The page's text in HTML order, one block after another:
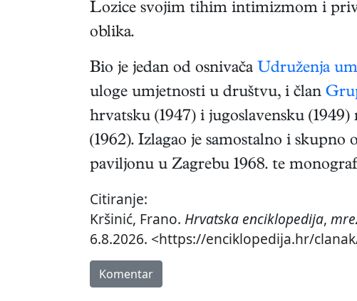
Lozice svojim tihim intimizmom i
oblika.
Bio je jedan od osnivača Udruženja
uloge umjetnosti u društvu, i član
hrvatsku (1947) i jugoslavensku
(1962). Izlagao je samostalno i
paviljonu u Zagrebu 1968. te
Citiranje:
Kršinić, Frano. Hrvatska enciklopedija,
6.8.2026. <https://enciklopedija.hr/
Komentar